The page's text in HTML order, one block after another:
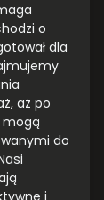
o
dla
aż po
mogą
do